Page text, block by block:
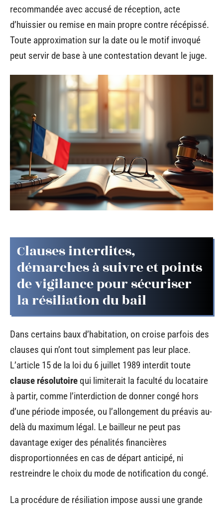
recommandée avec accusé de réception, acte
d’huissier ou remise en main propre contre récépissé.
Toute approximation sur la date ou le motif invoqué
peut servir de base à une contestation devant le juge.
Clauses interdites,
démarches à suivre et points
de vigilance pour sécuriser
la résiliation du bail
Dans certains baux d’habitation, on croise parfois des
clauses qui n’ont tout simplement pas leur place.
L’article 15 de la loi du 6 juillet 1989 interdit toute
clause résolutoirequi limiterait la faculté du locataire
à partir, comme l’interdiction de donner congé hors
d’une période imposée, ou l’allongement du préavis au-
delà du maximum légal. Le bailleur ne peut pas
davantage exiger des pénalités financières
disproportionnées en cas de départ anticipé, ni
restreindre le choix du mode de notification du congé.
La procédure de résiliation impose aussi une grande